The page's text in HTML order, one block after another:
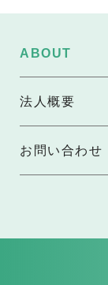
ABOUT
法人概要
お問い合わせ